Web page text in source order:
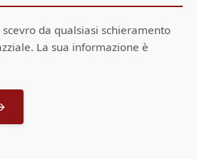
da qualsiasi schieramento
La sua informazione è